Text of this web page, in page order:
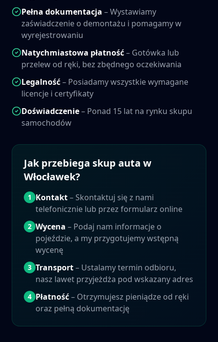
Pełna dokumentacja – Wystawiamy
zaświadczenie o demontażu i pomagamy w
wyrejestrowaniu
Natychmiastowa płatność– Gotówka lub
przelew od ręki, bez zbędnego oczekiwania
Legalność– Posiadamy wszystkie wymagane
licencje i certyfikaty
Doświadczenie– Ponad 15 lat na rynku skupu
samochodów
Jak przebiega skup auta w
Włocławek?
1 Kontakt– Skontaktuj się z nami
telefonicznie lub przez formularz online
2 Wycena – Podaj nam informacje o
pojeździe, a my przygotujemy wstępną
wycenę
3 Transport– Ustalamy termin odbioru,
nasz lawet przyjeżdża pod wskazany adres
4 Płatność– Otrzymujesz pieniądze od ręki
oraz pełną dokumentację